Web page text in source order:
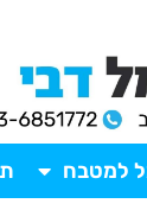
למטבח